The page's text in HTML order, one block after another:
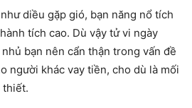
diều gặp gió, bạn năng nổ tích
tích cao. Dù vậy tử vi ngày
bạn nên cẩn thận trong vấn đề
người khác vay tiền, cho dù là mối
thiết.